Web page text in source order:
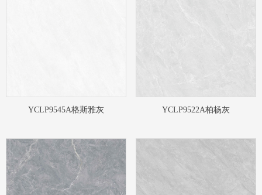
YCLP9545A格斯雅灰 YCLP9522A柏杨灰